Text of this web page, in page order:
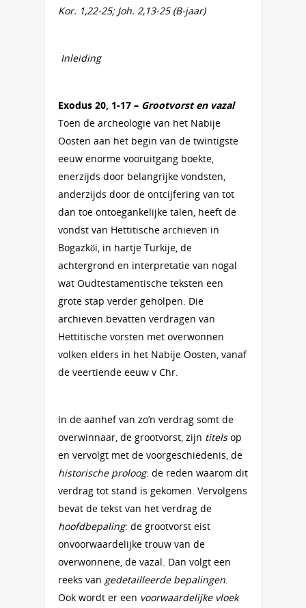
Kor. 1,22-25; Joh. 2,13-25 (B-jaar)
Inleiding
Exodus 20, 1-17 – Grootvorst en vazal
Toen de archeologie van het Nabije
Oosten aan het begin van de twintigste
eeuw enorme vooruitgang boekte,
enerzijds door belangrijke vondsten,
anderzijds door de ontcijfering van tot
dan toe ontoegankelijke talen, heeft de
vondst van Hettitische archieven in
Bogazköi, in hartje Turkije, de
achtergrond en interpretatie van nogal
wat Oudtestamentische teksten een
grote stap verder geholpen. Die
archieven bevatten verdragen van
Hettitische vorsten met overwonnen
volken elders in het Nabije Oosten, vanaf
de veertiende eeuw v Chr.
In de aanhef van zo’n verdrag somt de
overwinnaar, de grootvorst, zijn titelsop
en vervolgt met de voorgeschiedenis, de
historische proloog: de reden waarom dit
verdrag tot stand is gekomen. Vervolgens
bevat de tekst van het verdrag de
hoofdbepaling: de grootvorst eist
onvoorwaardelijke trouw van de
overwonnene, de vazal. Dan volgt een
reeks van gedetailleerde bepalingen.
Ook wordt er een voorwaardelijke vloek